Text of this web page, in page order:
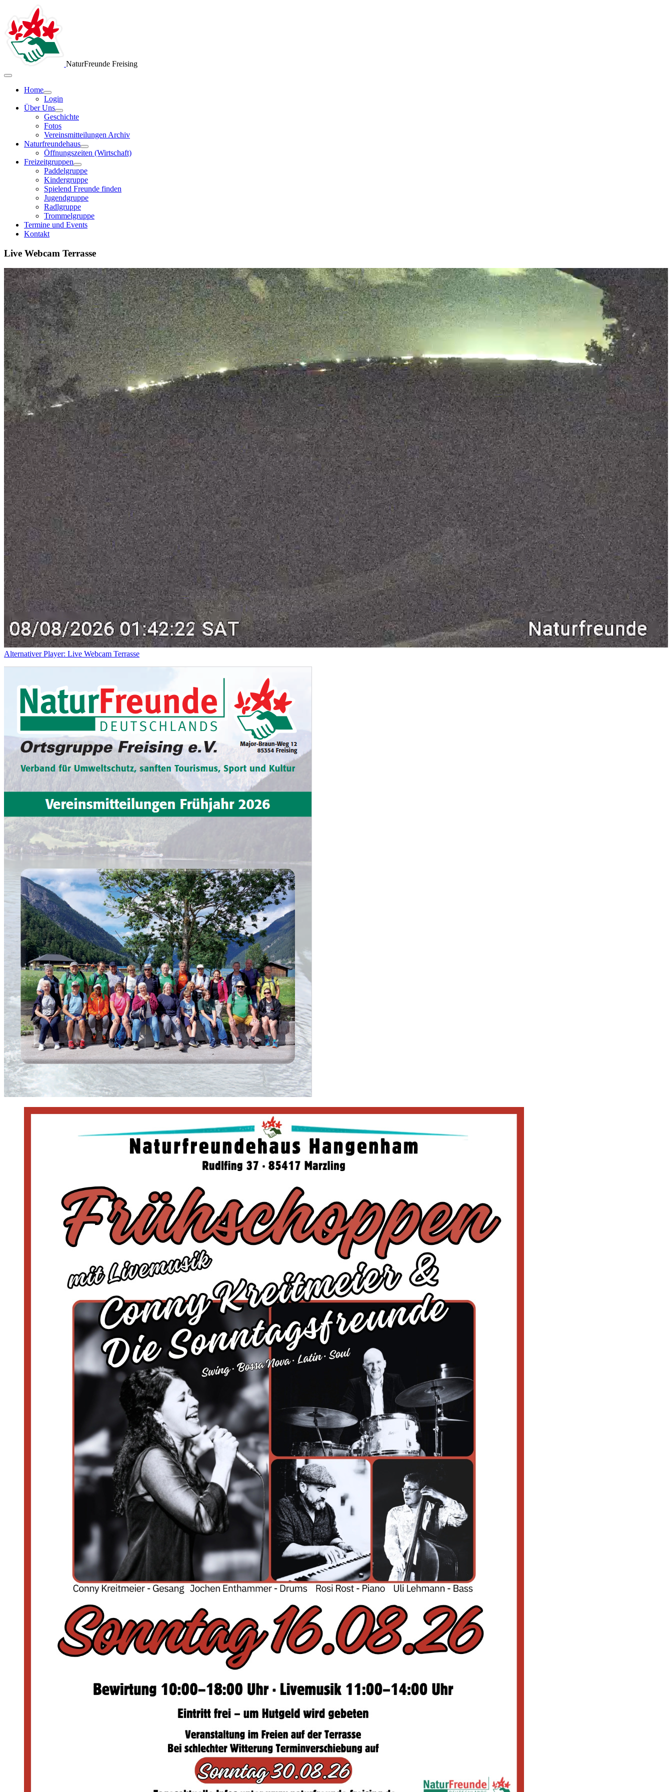
NaturFreunde Freising
Home
Login
Über Uns
Geschichte
Fotos
Vereinsmitteilungen Archiv
Naturfreundehaus
Öffnungszeiten (Wirtschaft)
Freizeitgruppen
Paddelgruppe
Kindergruppe
Spielend Freunde finden
Jugendgruppe
Radlgruppe
Trommelgruppe
Termine und Events
Kontakt
Live Webcam Terrasse
Alternativer Player: Live Webcam Terrasse